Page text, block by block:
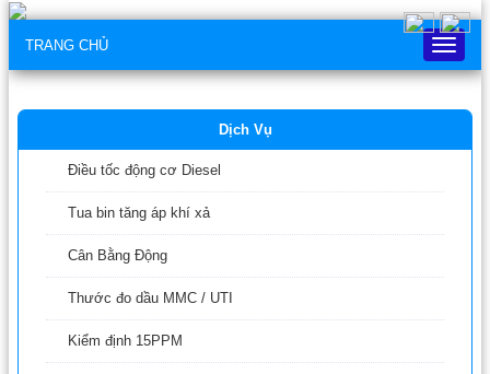
TRANG CHỦ
Trang
chủ
Dịch Vụ
Điều tốc động cơ Diesel
Tua bin tăng áp khí xả
Cân Bằng Động
Thước đo dầu MMC / UTI
Kiểm định 15PPM